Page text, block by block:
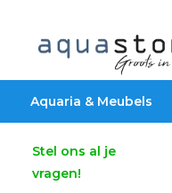
Aquaria & Meubels
Stel ons al je
vragen!